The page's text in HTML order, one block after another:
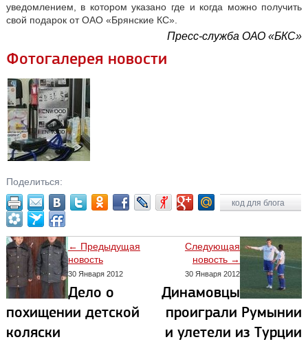
уведомлением, в котором указано где и когда можно получить
свой подарок от ОАО «Брянские КС».
Пресс-служба ОАО «БКС»
Фотогалерея новости
Поделиться:
код для блога
← Предыдущая
новость
30 Января 2012
Дело о
похищении детской
коляски
Следующая
новость →
30 Января 2012
Динамовцы
проиграли Румынии
и улетели из Турции